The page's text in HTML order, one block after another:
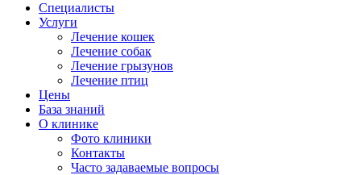
Специалисты
Услуги
Лечение кошек
Лечение собак
Лечение грызунов
Лечение птиц
Цены
База знаний
О клинике
Фото клиники
Контакты
Часто задаваемые вопросы